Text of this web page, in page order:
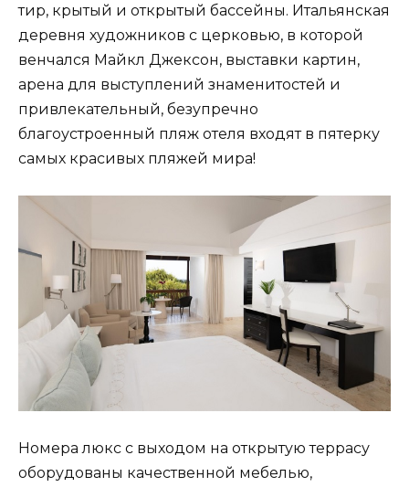
тир, крытый и открытый бассейны. Итальянская
деревня художников с церковью, в которой
венчался Майкл Джексон, выставки картин,
арена для выступлений знаменитостей и
привлекательный, безупречно
благоустроенный пляж отеля входят в пятерку
самых красивых пляжей мира!
Номера люкс с выходом на открытую террасу
оборудованы качественной мебелью,